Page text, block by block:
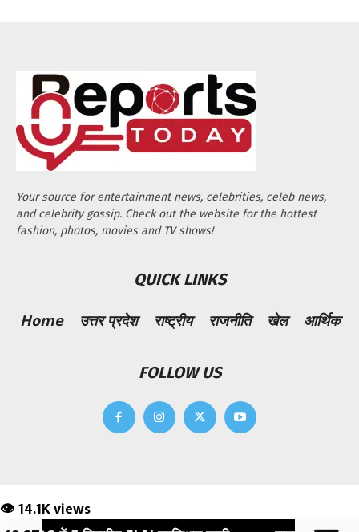
Your source for entertainment news, celebrities, celeb news,
and celebrity gossip. Check out the website for the hottest
fashion, photos, movies and TV shows!
QUICK LINKS
Home उत्तर प्रदेश राष्ट्रीय राजनीति खेल आर्थिक
FOLLOW US
👁 14.1K views